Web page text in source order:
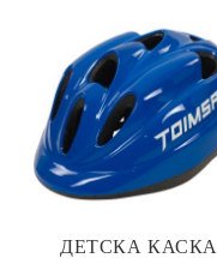
ДЕТСКА КАСКА